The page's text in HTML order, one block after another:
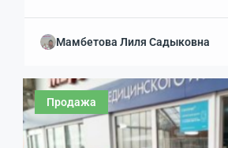
Мамбетова Лиля Садыковна
Продажа